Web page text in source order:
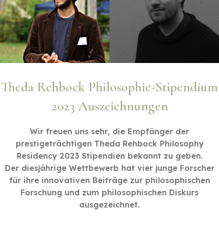
Theda Rehbock Philosophie-Stipendium
2023 Auszeichnungen
Wir freuen uns sehr, die Empfänger der
prestigeträchtigen Theda Rehbock Philosophy
Residency 2023 Stipendien bekannt zu geben.
Der diesjährige Wettbewerb hat vier junge Forscher
für ihre innovativen Beiträge zur philosophischen
Forschung und zum philosophischen Diskurs
ausgezeichnet.